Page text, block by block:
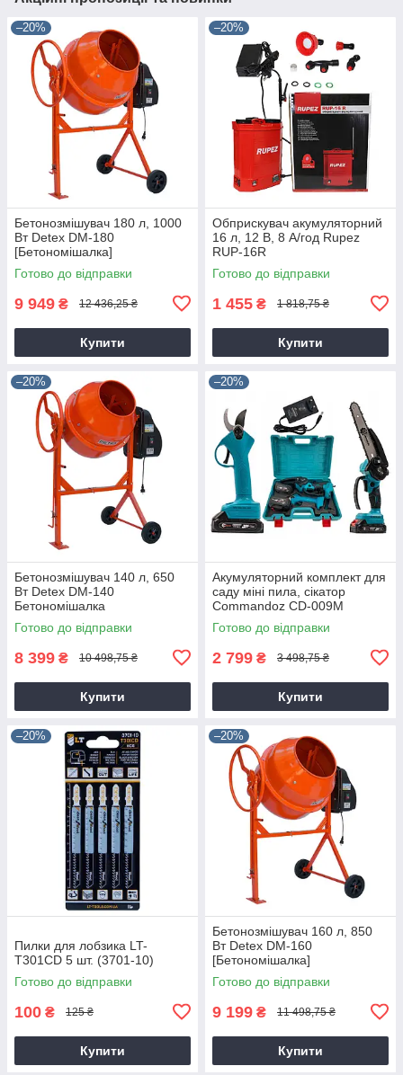
–20%
Бетонозмішувач 180 л, 1000
Вт Detex DM-180
[Бетономішалка]
Готово до відправки
9 949 ₴ 12 436,25 ₴
Купити
–20%
Обприскувач акумуляторний
16 л, 12 В, 8 А/год Rupez
RUP-16R
Готово до відправки
1 455 ₴ 1 818,75 ₴
Купити
–20%
Бетонозмішувач 140 л, 650
Вт Detex DM-140
Бетономішалка
Готово до відправки
8 399 ₴ 10 498,75 ₴
Купити
–20%
Акумуляторний комплект для
саду міні пила, сікатор
Commandoz CD-009M
Готово до відправки
2 799 ₴ 3 498,75 ₴
Купити
–20%
Пилки для лобзика LT-
T301CD 5 шт. (3701-10)
Готово до відправки
100 ₴ 125 ₴
Купити
–20%
Бетонозмішувач 160 л, 850
Вт Detex DM-160
[Бетономішалка]
Готово до відправки
9 199 ₴ 11 498,75 ₴
Купити